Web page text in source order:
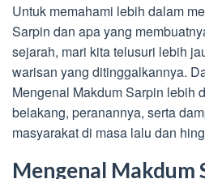
Untuk memahami lebih dalam
Sarpin dan apa yang
sejarah, mari kita telusuri lebih
warisan yang ditinggalkannya.
Mengenal Makdum Sarpin lebih
belakang, peranannya, serta
masyarakat di masa lalu dan
Mengenal Makdum